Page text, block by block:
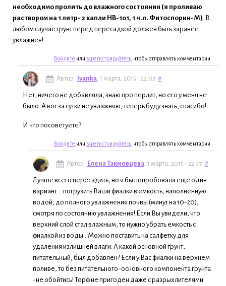
необходимо пролить до влажного состояния (я проливаю
раствором на 1 литр- 2 капли НВ-101, 1 ч.л. Фитоспорин-М) . В
любом случае грунт перед пересадкой должен быть заранее
увлажнен!
Войдите или зарегистрируйтесь , чтобы отправлять комментарии
Автор: Ivanka, 1 марта, 2015 - 22:03 #
Нет, ничего не добавляла, знаю про перлит, но его у меня не
было. А вот за сутки не увлажняю, теперь буду знать, спасибо!
И что посоветуете?
Войдите или зарегистрируйтесь , чтобы отправлять комментарии
Автор: Елена Такмовцева, 1 марта, 2015 - 22:47 #
Лучше всего пересадить, но я бы попробовала еще один
вариант....погрузить Ваши фиалки в емкость, наполненную
водой, до полного увлажнения почвы (минут на 10-20),
смотря по состоянию увлажнения! Если Вы увидели, что
верхний слой стал влажным, то нужно убрать емкость с
фиалкой из воды...Можно поставить на салфетку для
удаления излишней влаги. А какой основной грунт,
питательный, был добавлен? Если у Вас фиалки на верхнем
поливе, то без питательного-основного компонента грунта
-не обойтись! Торф не пригоден даже с разрыхлителями